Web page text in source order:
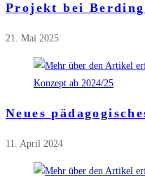
Projekt bei
21. Mai 2025
Neues
11. April 2024